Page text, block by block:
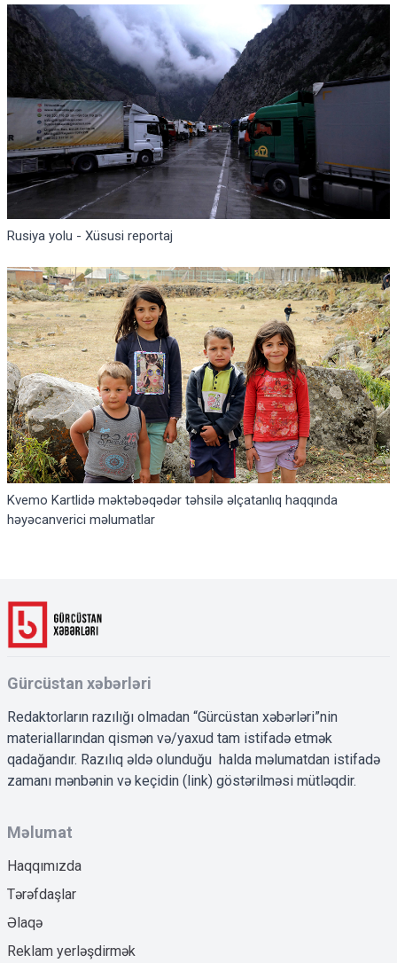
Rusiya yolu - Xüsusi reportaj
Kvemo Kartlidə məktəbəqədər təhsilə əlçatanlıq haqqında
həyəcanverici məlumatlar
Gürcüstan xəbərləri
Redaktorların razılığı olmadan “Gürcüstan xəbərləri”nin
materiallarından qismən və/yaxud tam istifadə etmək
qadağandır. Razılıq əldə olunduğu halda məlumatdan istifadə
zamanı mənbənin və keçidin (link) göstərilməsi mütləqdir.
Məlumat
Haqqımızda
Tərəfdaşlar
Əlaqə
Reklam yerləşdirmək